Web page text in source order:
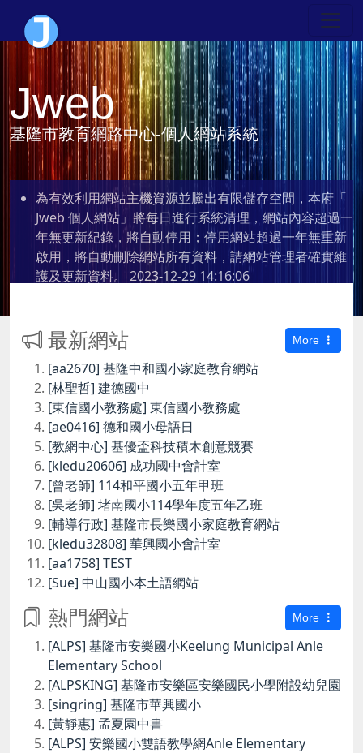
Jweb
基隆市教育網路中心-個人網站系統
為有效利用網站主機資源並騰出有限儲存空間，本府「
Jweb 個人網站」將每日進行系統清理，網站內容超過一
年無更新紀錄，將自動停用；停用網站超過一年無重新
啟用，將自動刪除網站所有資料，請網站管理者確實維
護及更新資料。 2023-12-29 14:16:06
最新網站 More
[aa2670] 基隆中和國小家庭教育網站
[林聖哲] 建德國中
[東信國小教務處] 東信國小教務處
[ae0416] 德和國小母語日
[教網中心] 基優盃科技積木創意競賽
[kledu20606] 成功國中會計室
[曾老師] 114和平國小五年甲班
[吳老師] 堵南國小114學年度五年乙班
[輔導行政] 基隆市長樂國小家庭教育網站
[kledu32808] 華興國小會計室
[aa1758] TEST
[Sue] 中山國小本土語網站
熱門網站 More
[ALPS] 基隆市安樂國小Keelung Municipal Anle
Elementary School
[ALPSKING] 基隆市安樂區安樂國民小學附設幼兒園
[singring] 基隆市華興國小
[黃靜惠] 孟夏園中書
[ALPS] 安樂國小雙語教學網Anle Elementary